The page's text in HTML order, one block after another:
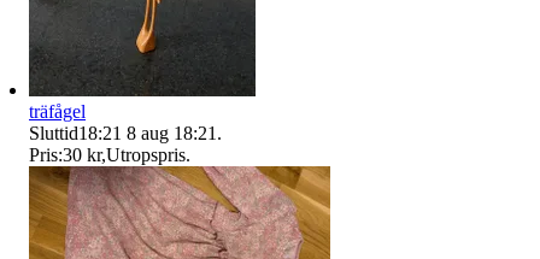
träfågel
Sluttid18:21 8 aug 18:21 .
Pris:30 kr,Utropspris.